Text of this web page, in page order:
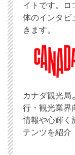
イトです。ロ
体のインタビ
きます。
カナダ観光局
行・観光業界
情報や心輝く
テンツを紹介